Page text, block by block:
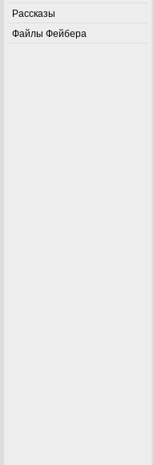
Рассказы
Файлы Фейбера